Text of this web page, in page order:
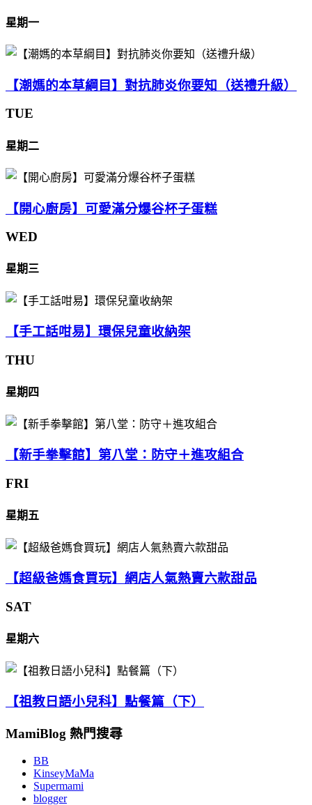
星期一
【潮媽的本草綱目】對抗肺炎你要知（送禮升級）
TUE
星期二
【開心廚房】可愛滿分爆谷杯子蛋糕
WED
星期三
【手工話咁易】環保兒童收納架
THU
星期四
【新手拳擊館】第八堂：防守＋進攻組合
FRI
星期五
【超級爸媽食買玩】網店人氣熱賣六款甜品
SAT
星期六
【祖教日語小兒科】點餐篇（下）
MamiBlog 熱門搜尋
BB
KinseyMaMa
Supermami
blogger